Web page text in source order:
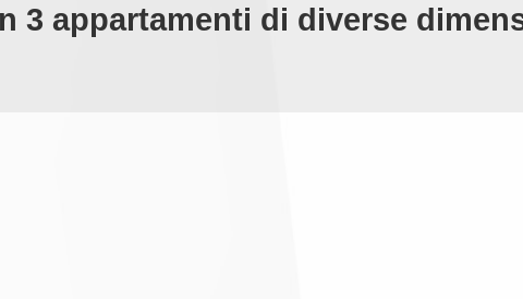
3 appartamenti di diverse